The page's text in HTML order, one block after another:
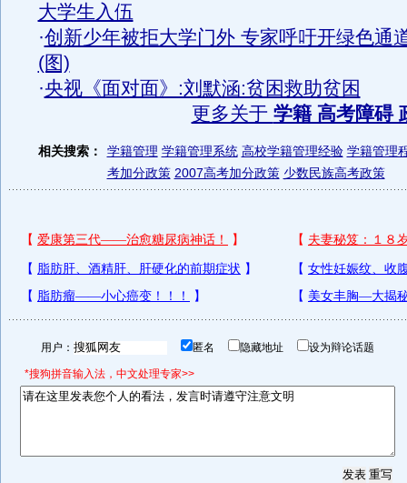
大学生入伍
·创新少年被拒大学门外 专家呼吁开绿色通
(图)
·央视《面对面》:刘默涵:贫困救助贫困
更多关于 学籍 高考障碍
相关搜索： 学籍管理 学籍管理系统 高校学籍管理经验 学籍管理
考加分政策 2007高考加分政策 少数民族高考政策
用户： 匿名 隐藏地址 设为辩论话题
*搜狗拼音输入法，中文处理专家>>